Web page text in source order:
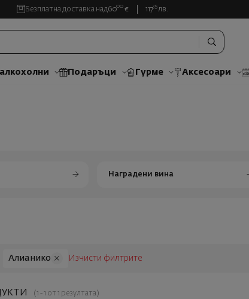
Безплатна доставка над6000 € 11735 лв.
Подаръци Гурме Аксесоари
Наградени вина
Алианико Изчисти филтрите
(1 - 1 от 1 резултата)